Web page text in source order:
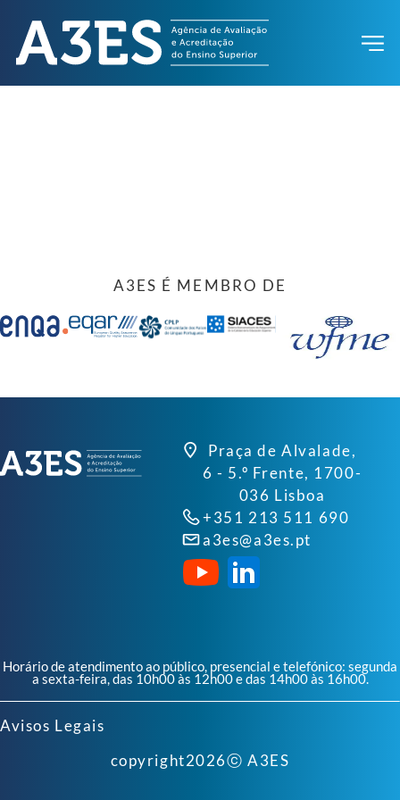
A3ES É MEMBRO DE
Praça de Alvalade,
6 - 5.º Frente, 1700-
036 Lisboa
+351 213 511 690
a3es@a3es.pt
Horário de atendimento ao público, presencial e telefónico: segunda
a sexta-feira, das 10h00 às 12h00 e das 14h00 às 16h00.
Avisos Legais
copyright2026ⓒ A3ES